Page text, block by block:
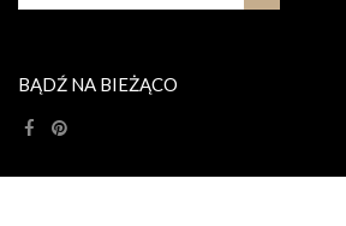
BĄDŹ NA BIEŻĄCO